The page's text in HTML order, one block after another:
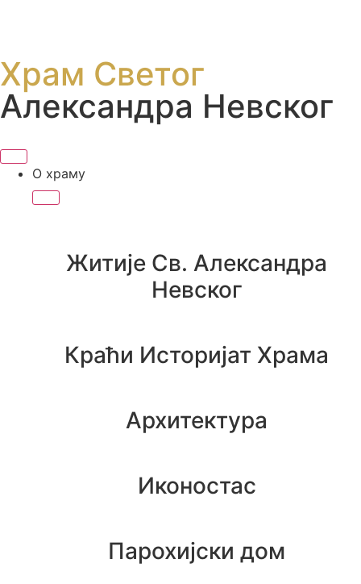
Храм Светог
Александра Невског
О храму
Житије Св. Александра
Невског
Краћи Историјат Храма
Архитектура
Иконостас
Парохијски дом